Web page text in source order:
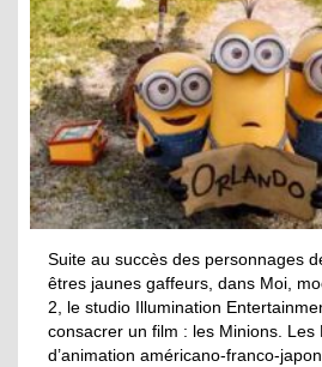
Suite au succès des personnages
êtres jaunes gaffeurs, dans Moi,
2, le studio Illumination
consacrer un film : les Minions. Les
d’animation américano-franco-